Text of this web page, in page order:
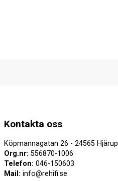
Kontakta oss
Köpmannagatan 26 - 24565 Hjärup
Org.nr: 556870-1006
Telefon: 046-150603
Mail: info@rehifi.se